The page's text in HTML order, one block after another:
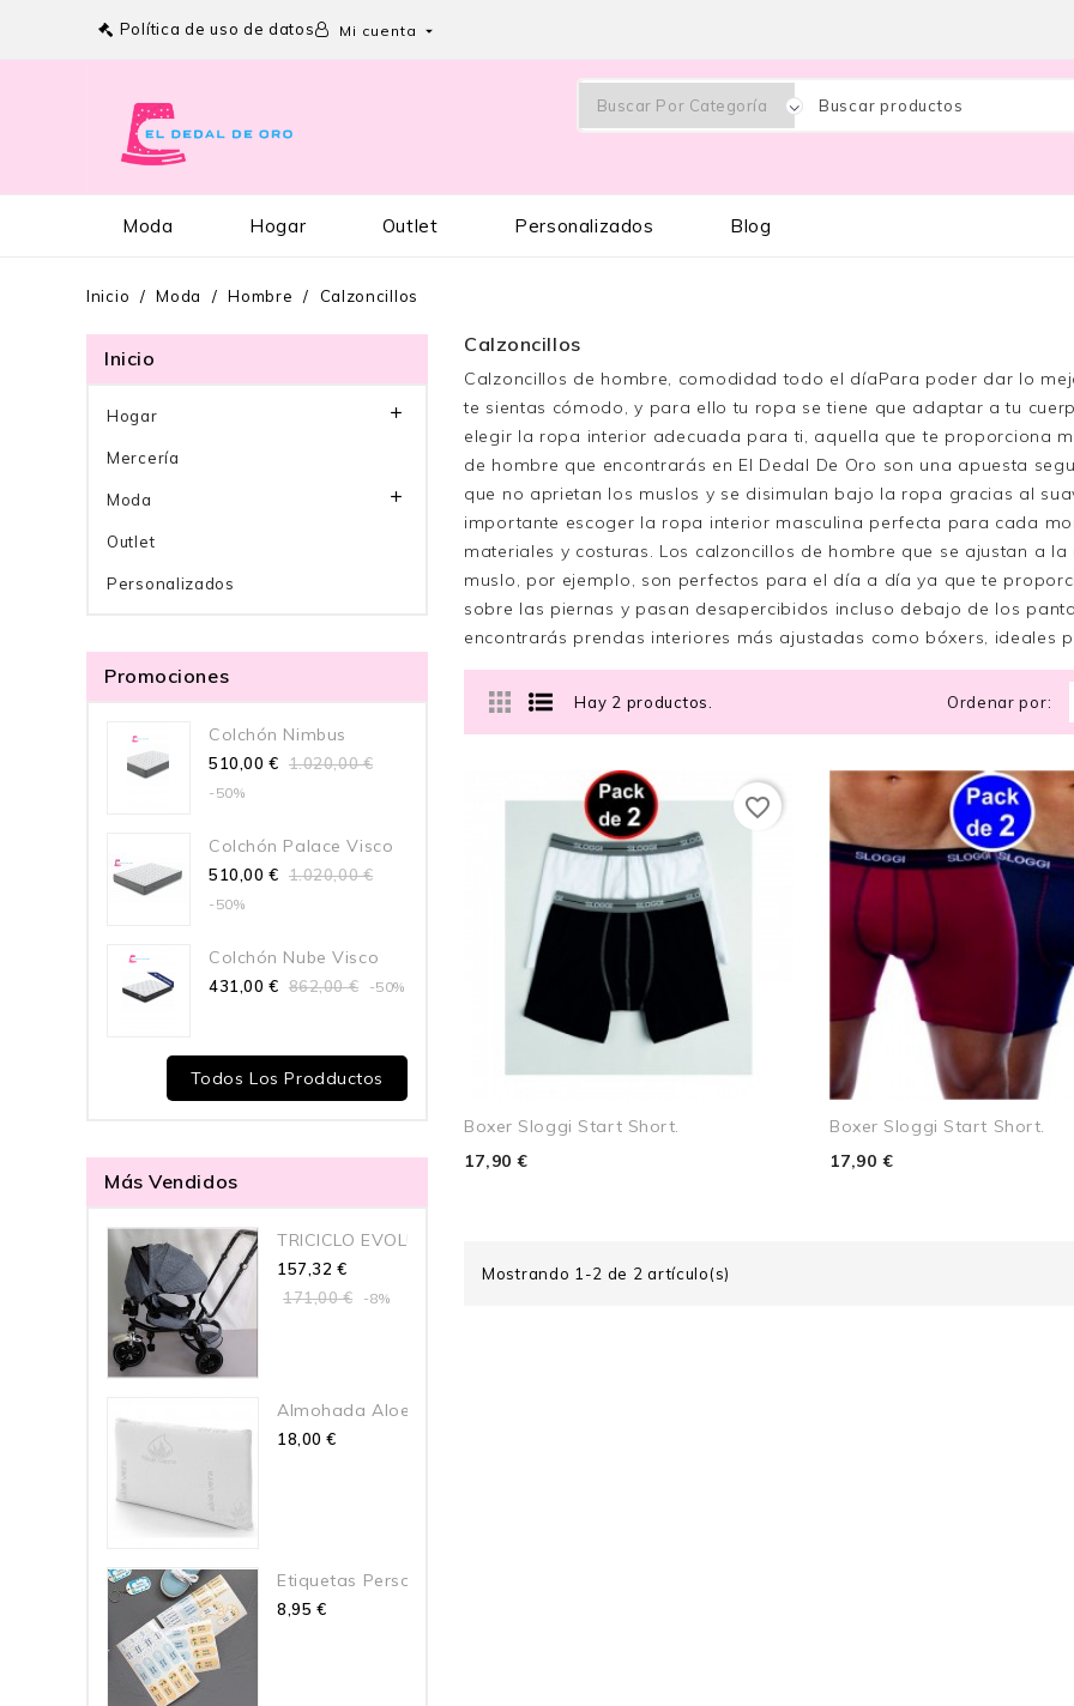
Mi cuenta 
Política de uso de datos
Moda Hogar Outlet Personalizados Blog
Inicio Moda Hombre Calzoncillos
Inicio
Hogar 
Mercería
Moda 
Outlet
Personalizados
Promociones
Colchón Nimbus
510,00 € 1.020,00 €
-50%
Colchón Palace Visco
510,00 € 1.020,00 €
-50%
Colchón Nube Visco
431,00 € 862,00 € -50%
Todos Los Prodductos
Más Vendidos
TRICICLO EVOLUTIVO Y SILLA...
157,32 €
171,00 €
-8%
Almohada Aloe Vera Visco
18,00 €
Etiquetas Personalizada...
8,95 €
Calzoncillos
Calzoncillos de hombre, comodidad todo el díaPara poder dar lo
te sientas cómodo, y para ello tu ropa se tiene que adaptar a tu
elegir la ropa interior adecuada para ti, aquella que te proporciona
de hombre que encontrarás en El Dedal De Oro son una apuesta
que no aprietan los muslos y se disimulan bajo la ropa gracias al
importante escoger la ropa interior masculina perfecta para cada
materiales y costuras. Los calzoncillos de hombre que se ajustan a
muslo, por ejemplo, son perfectos para el día a día ya que te
sobre las piernas y pasan desapercibidos incluso debajo de los
encontrarás prendas interiores más ajustadas como bóxers, ideales
Hay 2 productos. Ordenar por:
Boxer Sloggi Start Short.
17,90 €
favorite_border
Boxer Sloggi Start Short.
17,90 €
Mostrando 1-2 de 2 artículo(s)